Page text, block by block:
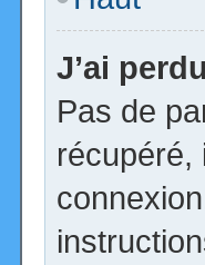
J’ai
Pas de
récupéré,